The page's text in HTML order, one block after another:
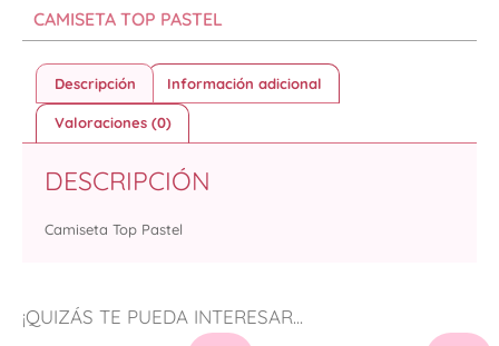
¡QUIZÁS TE PUEDA INTERESAR...
CAMISETA TOP PASTEL
Descripción Información adicional
Valoraciones (0)
DESCRIPCIÓN
Camiseta Top Pastel